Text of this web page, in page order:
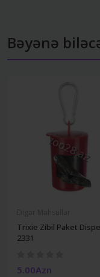
Bəyənə
Trixie Zibil Paket
2331
5.00Azn